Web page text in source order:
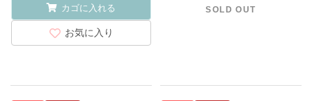
カゴに入れる
お気に入り
SOLD OUT